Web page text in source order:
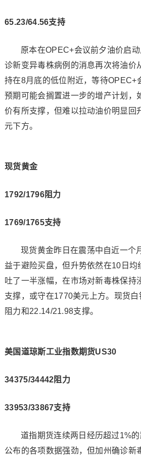
65.23/64.56支持
原本在OPEC+会议前夕油价启
诊新变异毒株病例的消息再次将油价
持在8月底的低位附近，等待OPEC+
预期可能会搁置进一步的增产计划，
价有所支撑，但难以拉动油价明显回
元下方。
现货黄金
1792/1796阻力
1769/1765支持
现货黄金昨日在震荡中自近一个
益于避险买盘，但升势依然在10日均
吐了一半涨幅，在市场对新毒株保持
支撑，或守在1770美元上方。现货
阻力和22.14/21.98支撑。
美国道琼斯工业指数期货US30
34375/34442阻力
33953/33867支持
道指期货连续两日经历超过1%
公布的各项数据强劲，但加州确诊新